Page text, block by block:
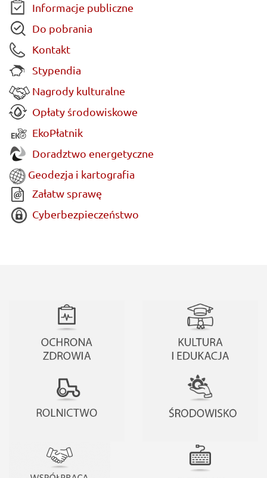
Informacje publiczne
Do pobrania
Kontakt
Stypendia
Nagrody kulturalne
Opłaty środowiskowe
EkoPłatnik
Doradztwo energetyczne
Geodezja i kartografia
Załatw sprawę
Cyberbezpieczeństwo